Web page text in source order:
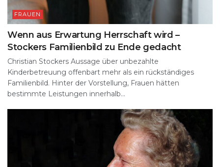
FRAUEN
Wenn aus Erwartung Herrschaft wird –
Stockers Familienbild zu Ende gedacht
Christian Stockers Aussage über unbezahlte
Kinderbetreuung offenbart mehr als ein rückständiges
Familienbild. Hinter der Vorstellung, Frauen hätten
bestimmte Leistungen innerhalb...